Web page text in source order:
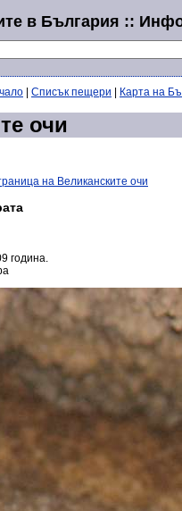
в България ::
Списък пещери Карта на
очи
на Великанските очи
година.